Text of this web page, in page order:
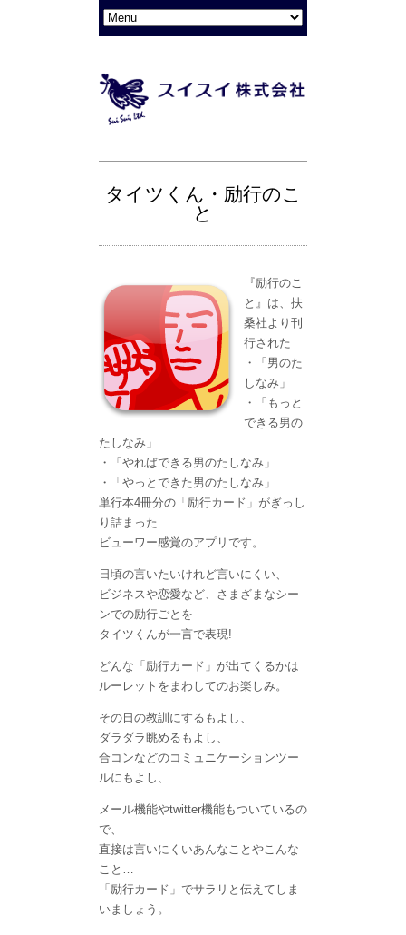
タイツくん・励行のこ
と
『励行のこ
と』は、扶
桑社より刊
行された
・「男のた
しなみ」
・「もっと
できる男の
たしなみ」
・「やればできる男のたしなみ」
・「やっとできた男のたしなみ」
単行本4冊分の「励行カード」がぎっし
り詰まった
ビューワー感覚のアプリです。
日頃の言いたいけれど言いにくい、
ビジネスや恋愛など、さまざまなシー
ンでの励行ごとを
タイツくんが一言で表現!
どんな「励行カード」が出てくるかは
ルーレットをまわしてのお楽しみ。
その日の教訓にするもよし、
ダラダラ眺めるもよし、
合コンなどのコミュニケーションツー
ルにもよし、
メール機能やtwitter機能もついているの
で、
直接は言いにくいあんなことやこんな
こと…
「励行カード」でサラリと伝えてしま
いましょう。